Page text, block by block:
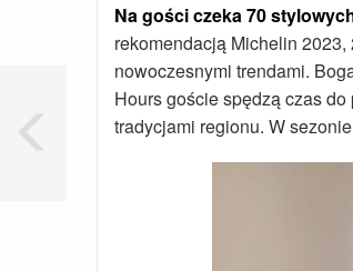
Na gości czeka 70
rekomendacją Michelin
nowoczesnymi trendami.
Hours goście spędzą czas
tradycjami regionu. W